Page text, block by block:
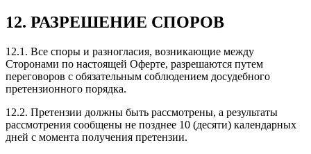
12. РАЗРЕШЕНИЕ СПОРОВ
12.1. Все споры и разногласия, возникающие между
Сторонами по настоящей Оферте, разрешаются путем
переговоров с обязательным соблюдением досудебного
претензионного порядка.
12.2. Претензии должны быть рассмотрены, а результаты
рассмотрения сообщены не позднее 10 (десяти) календарных
дней с момента получения претензии.